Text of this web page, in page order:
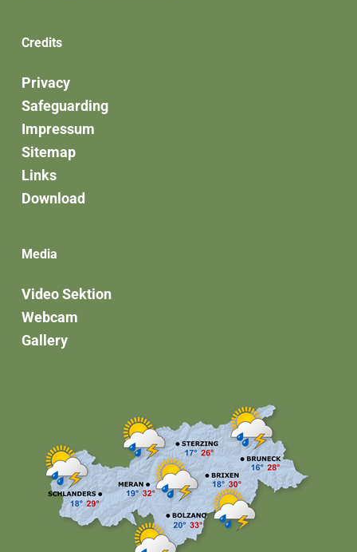
Credits
Privacy
Safeguarding
Impressum
Sitemap
Links
Download
Media
Video Sektion
Webcam
Gallery